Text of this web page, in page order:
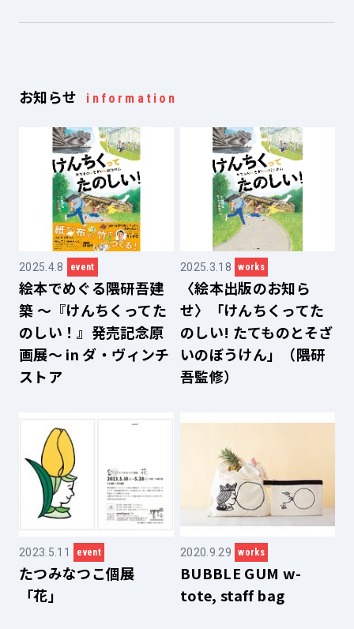
お知らせ information
2025.4.8 event
絵本でめぐる隈研吾建
築 ～『けんちくってた
のしい！』発売記念原
画展～ in ダ・ヴィンチ
ストア
2025.3.18 works
〈絵本出版のお知ら
せ〉「けんちくってた
のしい! たてものとそざ
いのぼうけん」（隈研
吾監修）
2023.5.11 event
たつみなつこ個展
「花」
2020.9.29 works
BUBBLE GUM w-
tote, staff bag